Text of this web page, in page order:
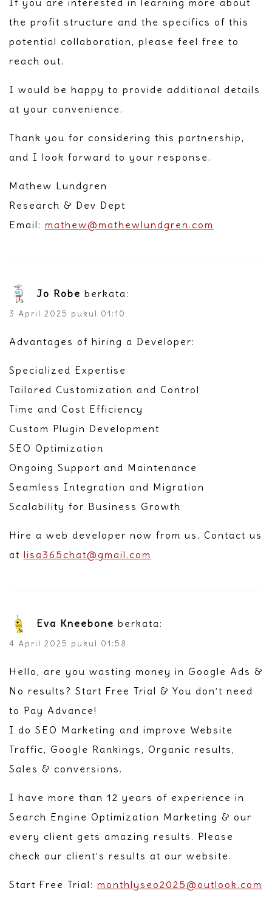
the profit structure and the specifics of this
potential collaboration, please feel free to
reach out.
I would be happy to provide additional details
at your convenience.
Thank you for considering this partnership,
and I look forward to your response.
Mathew Lundgren
Research & Dev Dept
Email: mathew@mathewlundgren.com
Jo Robe berkata:
3 April 2025 pukul 01:10
Advantages of hiring a Developer:
Specialized Expertise
Tailored Customization and Control
Time and Cost Efficiency
Custom Plugin Development
SEO Optimization
Ongoing Support and Maintenance
Seamless Integration and Migration
Scalability for Business Growth
Hire a web developer now from us. Contact us
at lisa365chat@gmail.com
Eva Kneebone berkata:
4 April 2025 pukul 01:58
Hello, are you wasting money in Google Ads &
No results? Start Free Trial & You don’t need
to Pay Advance!
I do SEO Marketing and improve Website
Traffic, Google Rankings, Organic results,
Sales & conversions.
I have more than 12 years of experience in
Search Engine Optimization Marketing & our
every client gets amazing results. Please
check our client’s results at our website.
Start Free Trial: monthlyseo2025@outlook.com